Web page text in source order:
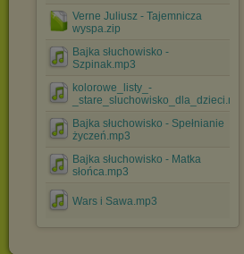
Verne Juliusz - Tajemnicza
wyspa.zip
Bajka słuchowisko -
Szpinak.mp3
kolorowe_listy_-
_stare_sluchowisko_dla_dzieci.mp3
Bajka słuchowisko - Spełnianie
życzeń.mp3
Bajka słuchowisko - Matka
słońca.mp3
Wars i Sawa.mp3